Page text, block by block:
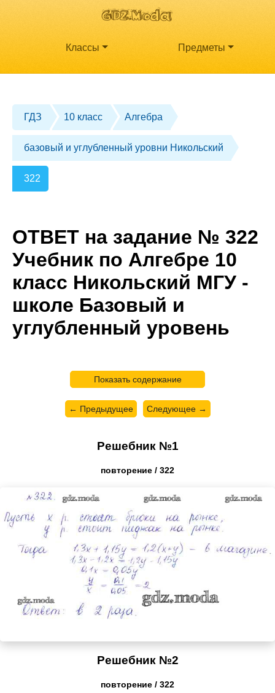
Классы Предметы
ГДЗ 10 класс Алгебра
базовый и углубленный уровни Никольский
322
ОТВЕТ на задание № 322
Учебник по Алгебре 10
класс Никольский МГУ -
школе Базовый и
углубленный уровень
Показать содержание
← Предыдущее Следующее →
Решебник №1
повторение / 322
Решебник №2
повторение / 322